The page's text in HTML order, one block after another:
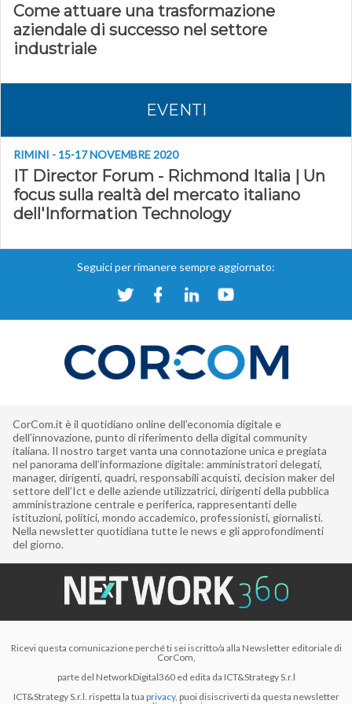
Come attuare una trasformazione
aziendale di successo nel settore
industriale
EVENTI
RIMINI - 15-17 NOVEMBRE 2020
IT Director Forum - Richmond Italia | Un
focus sulla realtà del mercato italiano
dell'Information Technology
Seguici per rimanere sempre aggiornato:
CorCom.it è il quotidiano online dell’economia digitale e
dell’innovazione, punto di riferimento della digital community
italiana. Il nostro target vanta una connotazione unica e pregiata
nel panorama dell’informazione digitale: amministratori delegati,
manager, dirigenti, quadri, responsabili acquisti, decision maker del
settore dell’Ict e delle aziende utilizzatrici, dirigenti della pubblica
amministrazione centrale e periferica, rappresentanti delle
istituzioni, politici, mondo accademico, professionisti, giornalisti.
Nella newsletter quotidiana tutte le news e gli approfondimenti
del giorno.
Ricevi questa comunicazione perché ti sei iscritto/a alla Newsletter editoriale di
CorCom,
parte del NetworkDigital360 ed edita da ICT&Strategy S.r.l
ICT&Strategy S.r.l. rispetta la tua privacy, puoi disiscriverti da questa newsletter